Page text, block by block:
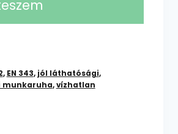
, EN 343, jól láthatósági,
munkaruha,vízhatlan